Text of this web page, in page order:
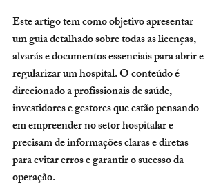
Este artigo tem como objetivo apresentar
um guia detalhado sobre todas as licenças,
alvarás e documentos essenciais para abrir e
regularizar um hospital. O conteúdo é
direcionado a profissionais de saúde,
investidores e gestores que estão pensando
em empreender no setor hospitalar e
precisam de informações claras e diretas
para evitar erros e garantir o sucesso da
operação.